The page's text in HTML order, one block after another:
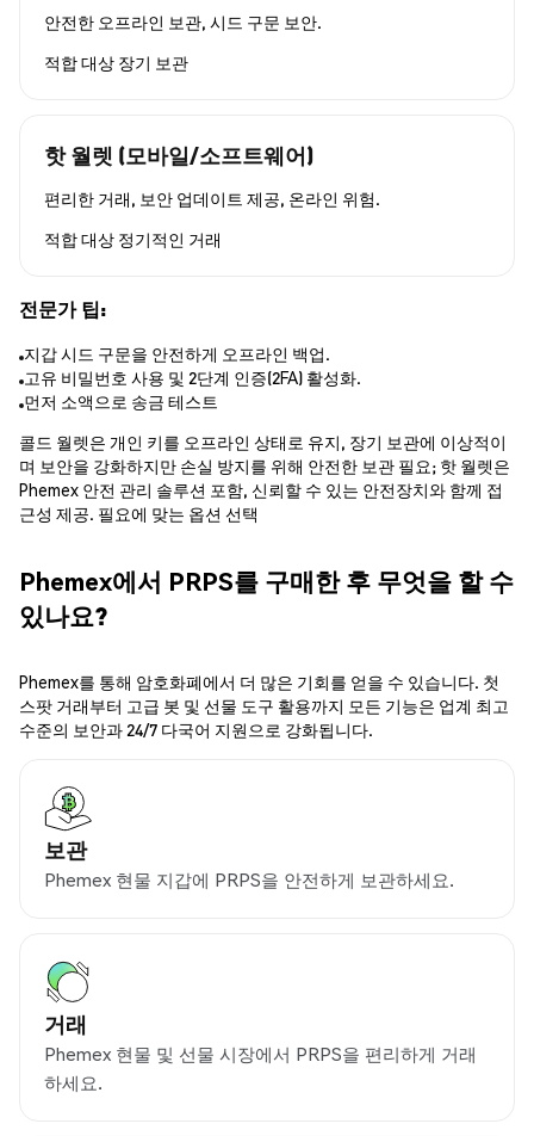
안전한 오프라인 보관, 시드 구문 보안.
적합 대상 장기 보관
핫 월렛 (모바일/소프트웨어)
편리한 거래, 보안 업데이트 제공, 온라인 위험.
적합 대상 정기적인 거래
전문가 팁:
지갑 시드 구문을 안전하게 오프라인 백업.
고유 비밀번호 사용 및 2단계 인증(2FA) 활성화.
먼저 소액으로 송금 테스트
콜드 월렛은 개인 키를 오프라인 상태로 유지, 장기 보관에 이상적이
며 보안을 강화하지만 손실 방지를 위해 안전한 보관 필요; 핫 월렛은
Phemex 안전 관리 솔루션 포함, 신뢰할 수 있는 안전장치와 함께 접
근성 제공. 필요에 맞는 옵션 선택
Phemex에서 PRPS를 구매한 후 무엇을 할 수
있나요?
Phemex를 통해 암호화폐에서 더 많은 기회를 얻을 수 있습니다. 첫
스팟 거래부터 고급 봇 및 선물 도구 활용까지 모든 기능은 업계 최고
수준의 보안과 24/7 다국어 지원으로 강화됩니다.
보관
Phemex 현물 지갑에 PRPS을 안전하게 보관하세요.
거래
Phemex 현물 및 선물 시장에서 PRPS을 편리하게 거래
하세요.